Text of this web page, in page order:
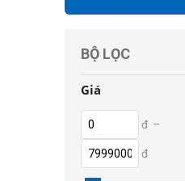
BỘ LỌC
Giá
đ –
đ